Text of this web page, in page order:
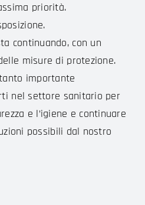
priorità.
continuando, con un
misure di protezione.
importante
nel settore sanitario per
e l’igiene e continuare
possibili dal nostro